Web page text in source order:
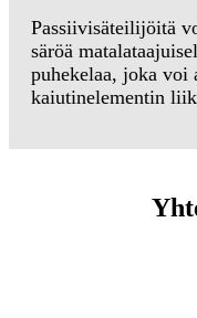
Passiivisäteilijöitä
säröä
puhekelaa, joka voi
kaiutinelementin